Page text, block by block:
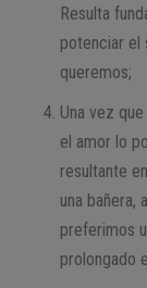
Resulta
potenciar el
queremos;
Una vez
el amor lo
resultante
una bañera,
preferimos
prolongado